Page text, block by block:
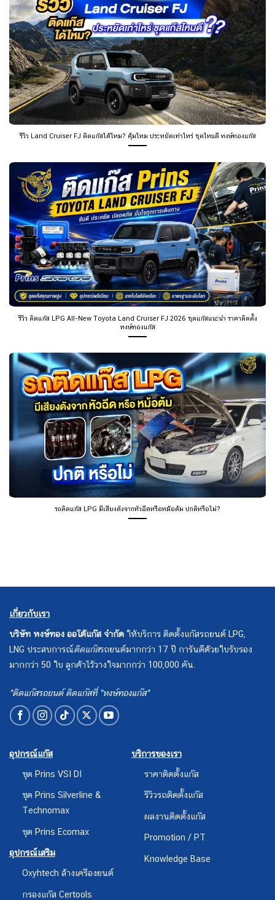
รีวิว Land Cruiser FJ ติดแก๊สได้ไหม? คุ้มไหม ประหยัดเท่าไหร่ ชุดไหนดี หงษ์ทองแก๊ส
รีวิว ติดแก๊ส LPG All-New Toyota Land Cruiser FJ 2026 ชุดแก๊สแนะนำ ราคาติดตั้ง
หงษ์ทองแก๊ส
รถติดแก๊ส LPG มีเสียงดังจากหัวฉีดหรือหม้อต้ม ปกติหรือไม่?
เกี่ยวกับเรา
บริษัท หงษ์ทอง ออโต้แก๊ส จำกัด ให้บริการ ติดตั้งแก๊สรถยนต์ LPG,
LNG ประสบการณ์ติดแก๊สรถยนต์มากกว่า 17 ปี การันตีด้วยใบรับรอง
มากกว่า 50 ใบ ลูกค้าไว้วางใจมากกว่า 100,000 คัน.
"ติดแก๊สรถยนต์ ติดแก๊สที่ "หงษ์ทองแก๊ส"
อุปกรณ์แก๊ส
ชุด Prins VSI DI
ชุด Prins Silverline &
Technomax
ชุด Prins Ecomax
อุปกรณ์เสริม
Oxyhtech ล้างเครืองยนต์
กรองแก๊ส Certools
บริการของเรา
ราคาติดตั้งแก๊ส
รีวิวรถติดตั้งแก๊ส
ผลงานติดตั้งแก๊ส
Promotion / PT
Knowledge Base